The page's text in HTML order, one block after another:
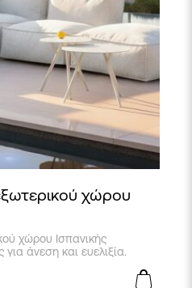
χώρου
χώρου Ισπανικής
άνεση και ευελιξία.